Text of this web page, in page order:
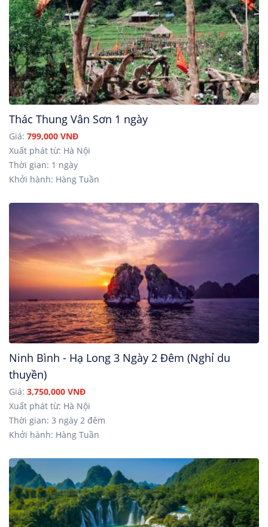
Thác Thung Vân Sơn 1 ngày
Giá: 799,000 VNĐ
Xuất phát từ: Hà Nội
Thời gian: 1 ngày
Khởi hành: Hàng Tuần
Ninh Bình - Hạ Long 3 Ngày 2 Đêm (Nghỉ du
thuyền)
Giá: 3,750,000 VNĐ
Xuất phát từ: Hà Nội
Thời gian: 3 ngày 2 đêm
Khởi hành: Hàng Tuần